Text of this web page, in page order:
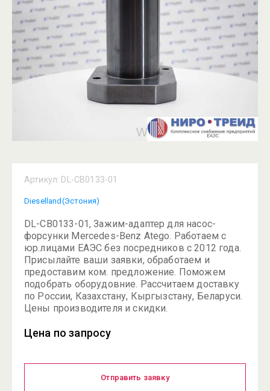
Артикул: DL-CB0133-01
Dieselland(Эстония)
DL-CB0133-01, Зажим-адаптер для насос-
форсунки Mercedes-Benz Atego. Работаем с
юр.лицами ЕАЭС без посредников с 2012 года.
Присылайте ваши заявки, обработаем и
предоставим ком. предложение. Поможем
подобрать оборудовние. Рассчитаем доставку
по России, Казахстану, Кыргызстану, Беларуси.
Цены производителя и скидки.
Цена по запросу
Отправить заявку